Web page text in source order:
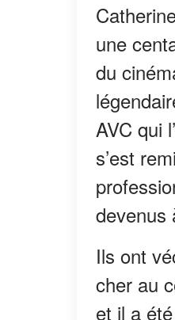
une
du
AVC qui
s’est
devenus
Ils ont
cher au
et il a